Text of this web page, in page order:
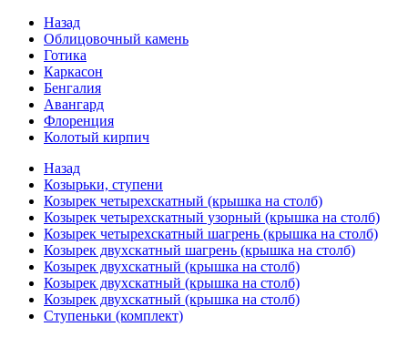
Назад
Облицовочный камень
Готика
Каркасон
Бенгалия
Авангард
Флоренция
Колотый кирпич
Назад
Козырьки, ступени
Козырек четырехскатный (крышка на столб)
Козырек четырехскатный узорный (крышка на столб)
Козырек четырехскатный шагрень (крышка на столб)
Козырек двухскатный шагрень (крышка на столб)
Козырек двухскатный (крышка на столб)
Козырек двухскатный (крышка на столб)
Козырек двухскатный (крышка на столб)
Ступеньки (комплект)